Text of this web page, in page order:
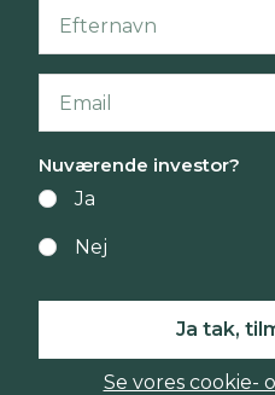
Nuværende investor?
Ja
Nej
Ja tak,
Se vores cookie-